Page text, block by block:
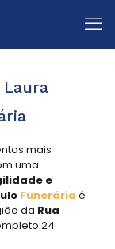
Laura
mais
uma
e
Funerária é
da Rua
24